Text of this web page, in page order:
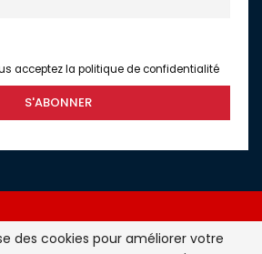
acceptez la politique de confidentialité
des cookies pour améliorer votre